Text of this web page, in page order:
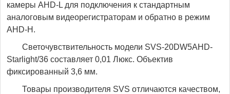
камеры AHD-L для подключения к стандартным
аналоговым видеорегистраторам и обратно в режим
AHD-H.
Светочувствительность модели SVS-20DW5AHD-
Starlight/36 составляет 0,01 Люкс. Объектив
фиксированный 3,6 мм.
Товары производителя SVS отличаются качеством,